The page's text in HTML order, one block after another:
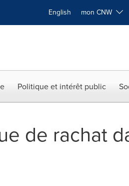
English mon CNW
Politique et intérêt public
de rachat